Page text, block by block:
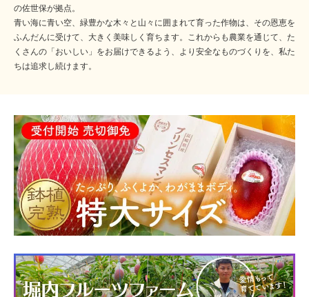
の佐世保が拠点。
青い海に青い空、緑豊かな木々と山々に囲まれて育った作物は、その恩恵を
ふんだんに受けて、大きく美味しく育ちます。これからも農業を通じて、た
くさんの「おいしい」をお届けできるよう、より安全なものづくりを、私た
ちは追求し続けます。